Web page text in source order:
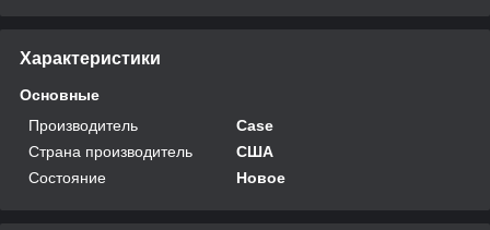
Характеристики
Основные
Производитель
Case
Страна производитель
США
Состояние
Новое